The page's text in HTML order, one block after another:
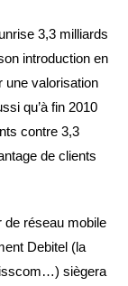
3,3 milliards
introduction en
une valorisation
qu’à fin 2010
contre 3,3
de clients
de réseau mobile
Debitel (la
siègera